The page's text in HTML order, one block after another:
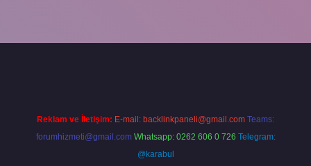
Reklam ve İletişim: E-mail: backlinkpaneli@gmail.com Teams:
forumhizmeti@gmail.com Whatsapp: 0262 606 0 726 Telegram:
@karabul